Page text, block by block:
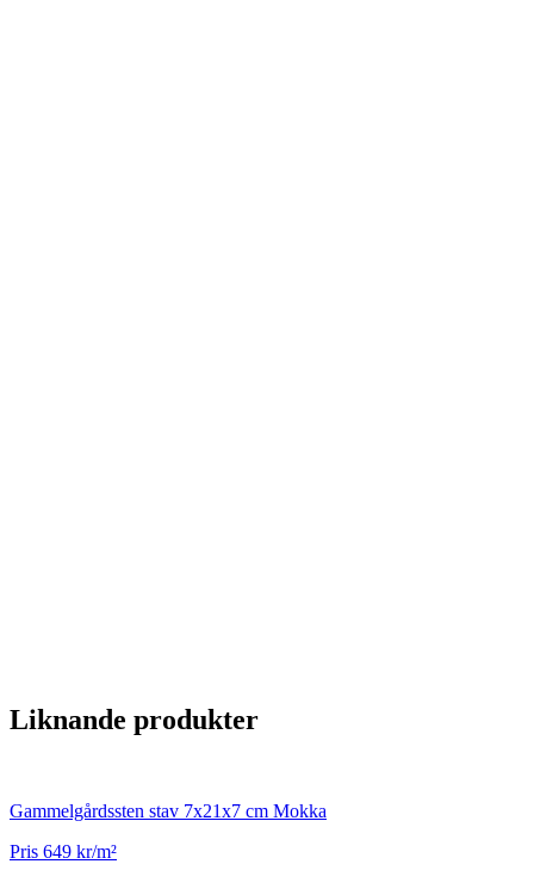
Liknande produkter
Gammelgårdssten stav 7x21x7 cm Mokka
Pris 649 kr/m²